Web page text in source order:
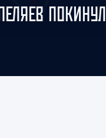
ПОКИНУЛ